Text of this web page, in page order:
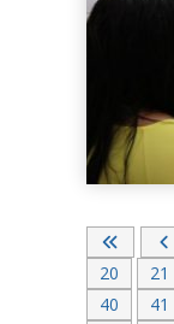
20
21
40
41